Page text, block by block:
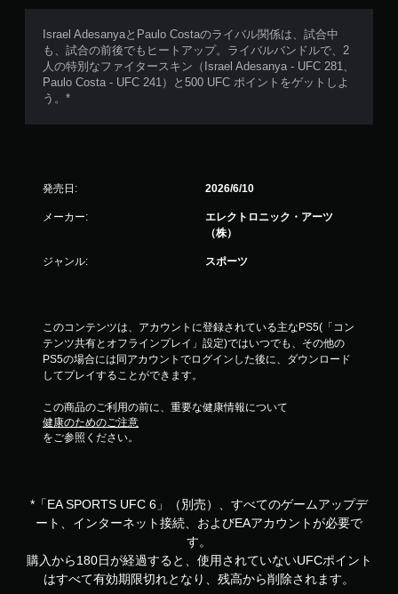
Israel AdesanyaとPaulo Costaのライバル関係は、試合中
も、試合の前後でもヒートアップ。ライバルバンドルで、2
人の特別なファイタースキン（Israel Adesanya - UFC 281、
Paulo Costa - UFC 241）と500 UFC ポイントをゲットしよ
う。*
発売日: 2026/6/10
メーカー:
エレクトロニック・アーツ
（株）
ジャンル: スポーツ
このコンテンツは、アカウントに登録されている主なPS5(「コン
テンツ共有とオフラインプレイ」設定)ではいつでも、その他の
PS5の場合には同アカウントでログインした後に、ダウンロード
してプレイすることができます。
この商品のご利用の前に、重要な健康情報について
健康のためのご注意
をご参照ください。
*「EA SPORTS UFC 6」（別売）、すべてのゲームアップデ
ート、インターネット接続、およびEAアカウントが必要で
す。
購入から180日が経過すると、使用されていないUFCポイント
はすべて有効期限切れとなり、残高から削除されます。